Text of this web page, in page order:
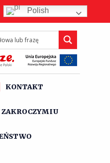
Polish
KONTAKT
ZAKROCZYMIU